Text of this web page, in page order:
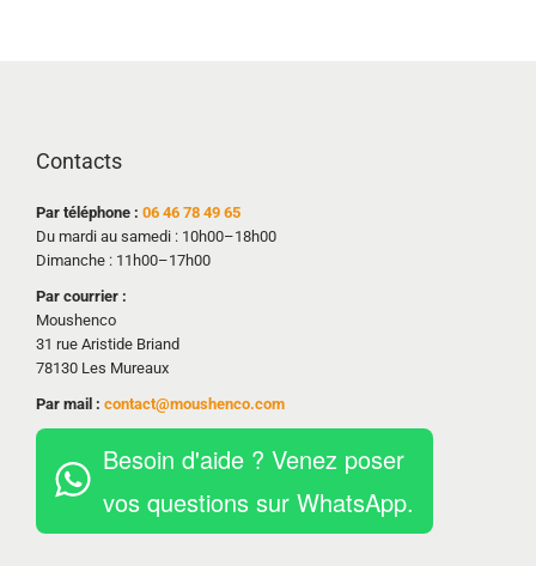
Contacts
Par téléphone : 06 46 78 49 65
Du mardi au samedi : 10h00–18h00
Dimanche : 11h00–17h00
Par courrier :
Moushenco
31 rue Aristide Briand
78130 Les Mureaux
Par mail : contact@moushenco.com
Besoin d'aide ? Venez poser
vos questions sur WhatsApp.